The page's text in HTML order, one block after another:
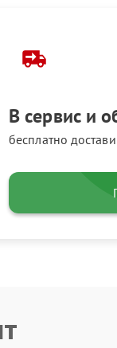
В сервис и
бесплатно